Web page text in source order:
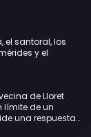
el santoral, los
y el
de Lloret
límite de un
una respuesta